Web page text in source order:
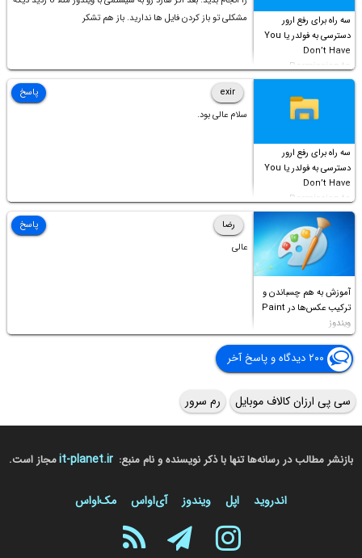
سه راه برای رفع ارور
دسترسی به فولدر یا You
Don’t Have
Permission to
Access this folder
مشکلی تو باز کردن فایل ها ندارید. باز هم تشکر
سه راه برای رفع ارور
دسترسی به فولدر یا You
Don’t Have
Permission to
Access this folder
exir
سلام عالی بود.
پاسخ
آموزش به هم چسباندن و
ترکیب عکس‌ها در Paint
ویندوز
رضا
عالی
پاسخ
۲۰۰ دیدگاه و پاسخ آخر
سی پی ارزان کالاف موبایل رم سرور
بازنشر مطالب در رسانه‌ها تنها با ذکر نویسنده و نام منبع: it-planet.irمجاز است.
اندروید اپل ویندوز آی‌او‌اس مک‌او‌اس